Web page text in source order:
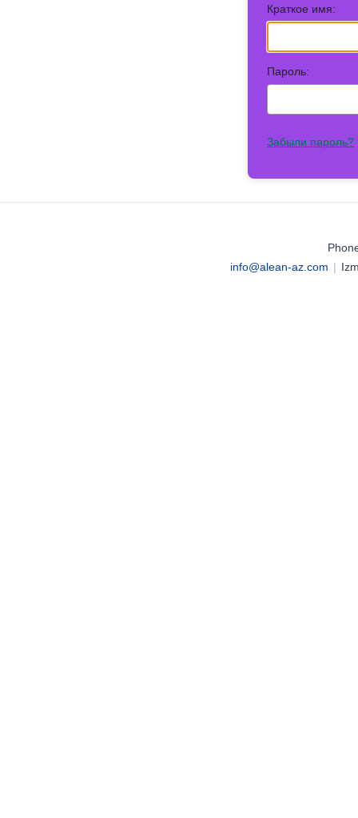
Краткое имя:
Пароль:
Забыли пароль?
info@alean-az.com |